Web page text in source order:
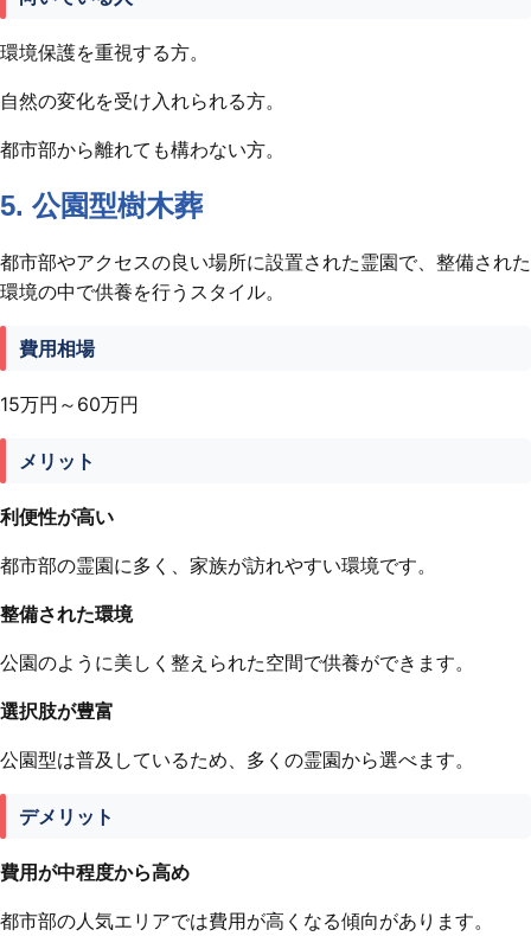
環境保護を重視する方。
自然の変化を受け入れられる方。
都市部から離れても構わない方。
5. 公園型樹木葬
都市部やアクセスの良い場所に設置された霊園で、整備された
環境の中で供養を行うスタイル。
費用相場
15万円～60万円
メリット
利便性が高い
都市部の霊園に多く、家族が訪れやすい環境です。
整備された環境
公園のように美しく整えられた空間で供養ができます。
選択肢が豊富
公園型は普及しているため、多くの霊園から選べます。
デメリット
費用が中程度から高め
都市部の人気エリアでは費用が高くなる傾向があります。